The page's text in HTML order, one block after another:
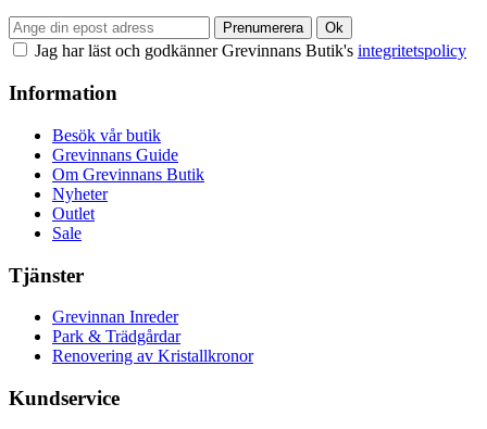
Jag har läst och godkänner Grevinnans Butik's integritetspolicy
Information
Besök vår butik
Grevinnans Guide
Om Grevinnans Butik
Nyheter
Outlet
Sale
Tjänster
Grevinnan Inreder
Park & Trädgårdar
Renovering av Kristallkronor
Kundservice